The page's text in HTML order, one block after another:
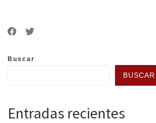
Buscar
BUSCAR
Entradas recientes